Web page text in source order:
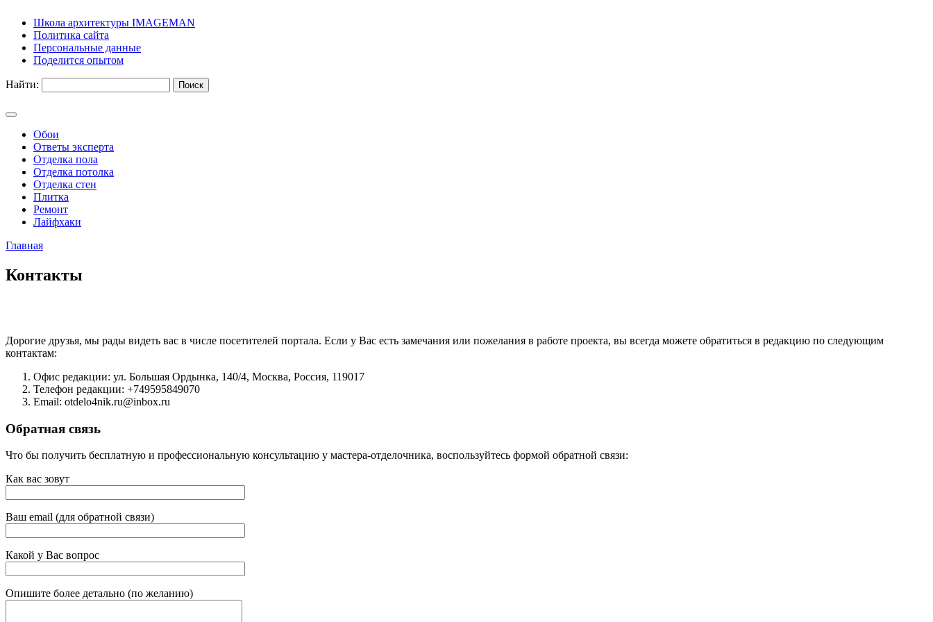
Школа архитектуры IMAGEMAN
Политика сайта
Персональные данные
Поделится опытом
Найти:
Обои
Ответы эксперта
Отделка пола
Отделка потолка
Отделка стен
Плитка
Ремонт
Лайфхаки
Главная
Контакты
Дорогие друзья, мы рады видеть вас в числе посетителей портала. Если у Вас есть замечания или пожелания в работе проекта, вы всегда можете обратиться в редакцию по следующим
контактам:
Офис редакции: ул. Большая Ордынка, 140/4, Москва, Россия, 119017
Телефон редакции: +749595849070
Email: otdelo4nik.ru@inbox.ru
Обратная связь
Что бы получить бесплатную и профессиональную консультацию у мастера-отделочника, воспользуйтесь формой обратной связи:
Как вас зовут
Ваш email (для обратной связи)
Какой у Вас вопрос
Опишите более детально (по желанию)